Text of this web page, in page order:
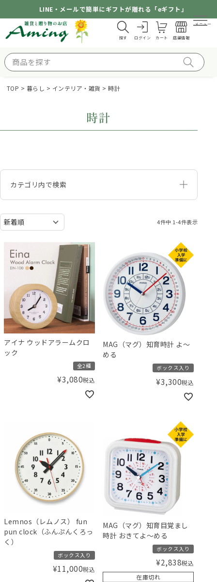
LINE・メールで簡単にギフトが贈れる「eギフト」
探す ログイン カート 店舗情報
メニュー
TOP 暮らし インテリア・雑貨 時計
時計
カテゴリ内で検索
4件中 1-4件表示
アイナ ウッドアラームクロ
ック
全2種
¥3,080税込
MAG（マグ）知育時計 よ～
める
ボックス入り
¥3,300税込
Lemnos（レムノス） fun
pun clock（ふんぷんくろっ
く）
ボックス入り
¥11,000税込
MAG（マグ）知育目覚まし
時計 おきてよ～める
ボックス入り
¥2,838税込
在庫切れ